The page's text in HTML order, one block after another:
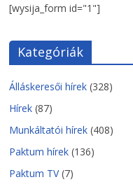
[wysija_form id="1"]
Kategóriák
Álláskeresői hírek (328)
Hírek (87)
Munkáltatói hírek (408)
Paktum hírek (136)
Paktum TV(7)